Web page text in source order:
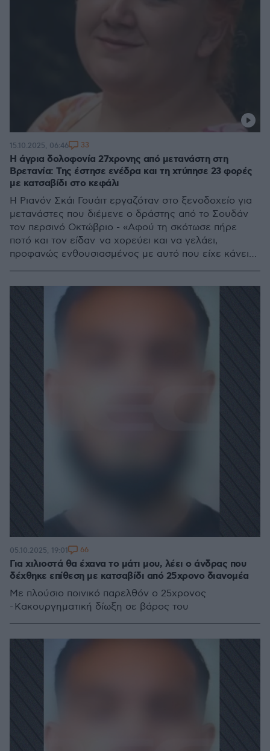
Η άγρια δολοφονία 27χρονης από μετανάστη στη
Βρετανία: Της έστησε ενέδρα και τη χτύπησε 23 φορές
με κατσαβίδι στο κεφάλι
Η Ριανόν Σκάι Γουάιτ εργαζόταν στο ξενοδοχείο για
μετανάστες που διέμενε ο δράστης από το Σουδάν
τον περσινό Οκτώβριο - «Αφού τη σκότωσε πήρε
ποτό και τον είδαν να χορεύει και να γελάει,
προφανώς ενθουσιασμένος με αυτό που είχε κάνει»
15.10.2025, 06:46 33
Για χιλιοστά θα έχανα το μάτι μου, λέει ο άνδρας που
δέχθηκε επίθεση με κατσαβίδι από 25χρονο διανομέα
Με πλούσιο ποινικό παρελθόν ο 25χρονος
- Κακουργηματική δίωξη σε βάρος του
05.10.2025, 19:01 66